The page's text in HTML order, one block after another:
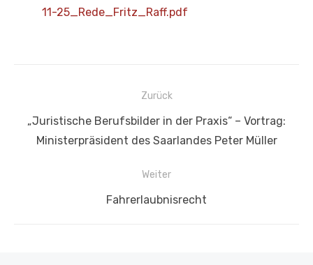
11-25_Rede_Fritz_Raff.pdf
Beitragsnavigation
Zurück
Vorheriger
Beitrag:
„Juristische Berufsbilder in der Praxis“ – Vortrag:
Ministerpräsident des Saarlandes Peter Müller
Weiter
Nächster
Fahrerlaubnisrecht